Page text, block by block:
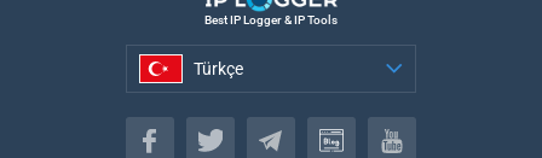
Best IP Logger & IP Tools
Türkçe
Türkçe